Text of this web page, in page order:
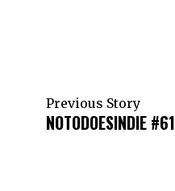
Previous Story
NOTODOESINDIE